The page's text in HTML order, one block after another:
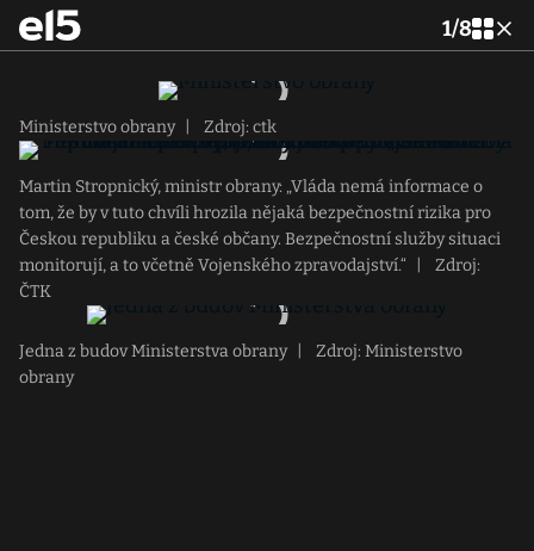
1/8
Ministerstvo obrany Zdroj: ctk
Martin Stropnický, ministr obrany: „Vláda nemá informace o
tom, že by v tuto chvíli hrozila nějaká bezpečnostní rizika pro
Českou republiku a české občany. Bezpečnostní služby situaci
monitorují, a to včetně Vojenského zpravodajství.“
Zdroj:
ČTK
Jedna z budov Ministerstva obrany
Zdroj: Ministerstvo
obrany